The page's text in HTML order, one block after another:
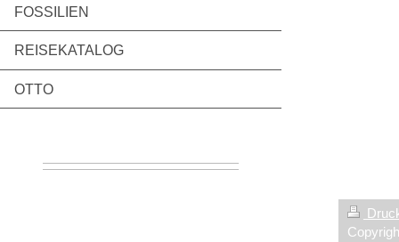
FOSSILIEN
REISEKATALOG
OTTO